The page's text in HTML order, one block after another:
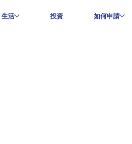
生活 投資 如何申請